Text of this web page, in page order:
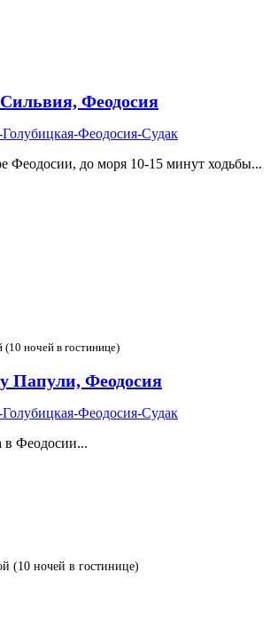
Феодосия
Феодосия-Судак
Феодосии, до моря 10-15 минут ходьбы...
(10 ночей в гостинице)
Папули, Феодосия
Феодосия-Судак
в Феодосии...
(10 ночей в гостинице)